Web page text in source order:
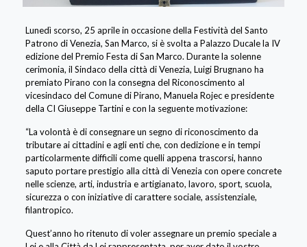
Lunedì scorso, 25 aprile in occasione della Festività del Santo
Patrono di Venezia, San Marco, si è svolta a Palazzo Ducale la IV
edizione del Premio Festa di San Marco. Durante la solenne
cerimonia, il Sindaco della città di Venezia, Luigi Brugnano ha
premiato Pirano con la consegna del Riconoscimento al
vicesindaco del Comune di Pirano, Manuela Rojec e presidente
della CI Giuseppe Tartini e con la seguente motivazione:
“La volontà è di consegnare un segno di riconoscimento da
tributare ai cittadini e agli enti che, con dedizione e in tempi
particolarmente difficili come quelli appena trascorsi, hanno
saputo portare prestigio alla città di Venezia con opere concrete
nelle scienze, arti, industria e artigianato, lavoro, sport, scuola,
sicurezza o con iniziative di carattere sociale, assistenziale,
filantropico.
Quest’anno ho ritenuto di voler assegnare un premio speciale a